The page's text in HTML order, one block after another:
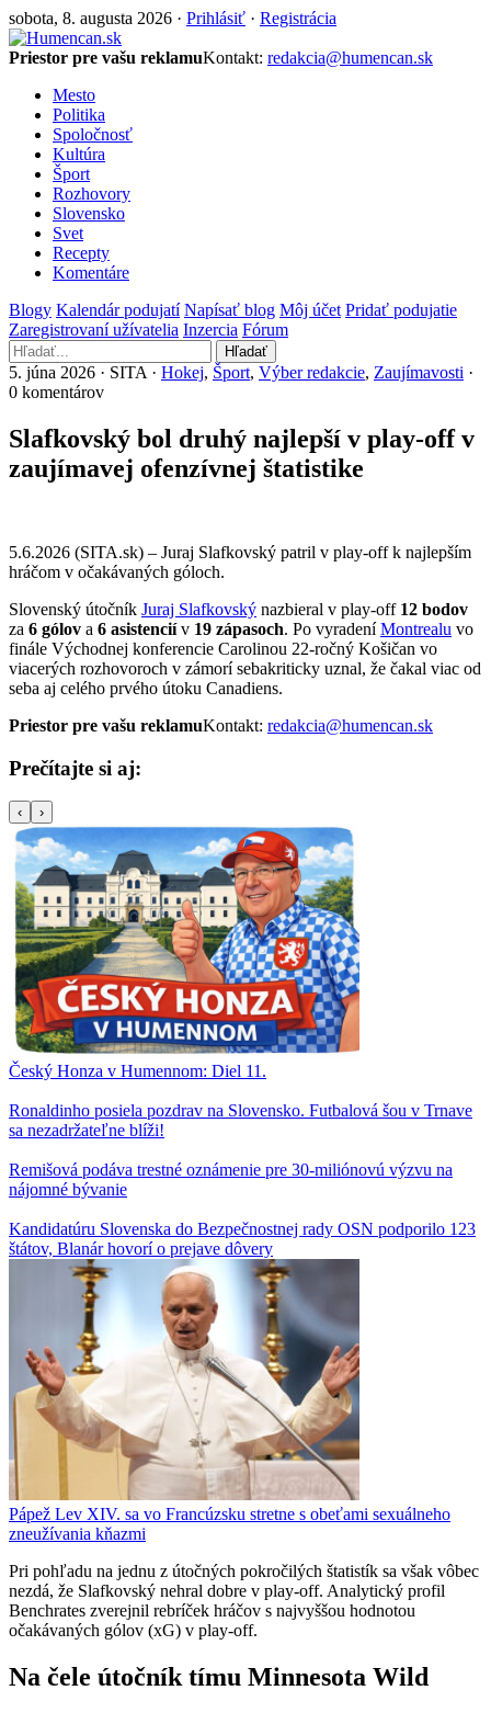
sobota, 8. augusta 2026 · Prihlásiť · Registrácia
Priestor pre vašu reklamuKontakt: redakcia@humencan.sk
Mesto
Politika
Spoločnosť
Kultúra
Šport
Rozhovory
Slovensko
Svet
Recepty
Komentáre
Blogy Kalendár podujatí Napísať blog Môj účet Pridať podujatie
Zaregistrovaní užívatelia Inzercia Fórum
Hľadať
5. júna 2026 · SITA · Hokej, Šport, Výber redakcie, Zaujímavosti ·
0 komentárov
Slafkovský bol druhý najlepší v play-off v
zaujímavej ofenzívnej štatistike
5.6.2026 (SITA.sk) – Juraj Slafkovský patril v play-off k najlepším
hráčom v očakávaných góloch.
Slovenský útočník Juraj Slafkovský nazbieral v play-off 12 bodov
za 6 gólov a 6 asistenciív 19 zápasoch. Po vyradeníMontrealu vo
finále Východnej konferencie Carolinou 22-ročný Košičan vo
viacerých rozhovoroch v zámorí sebakriticky uznal, že čakal viac od
seba aj celého prvého útoku Canadiens.
Priestor pre vašu reklamuKontakt: redakcia@humencan.sk
Prečítajte si aj:
‹ ›
Český Honza v Humennom: Diel 11.
Ronaldinho posiela pozdrav na Slovensko. Futbalová šou v Trnave
sa nezadržateľne blíži!
Remišová podáva trestné oznámenie pre 30-miliónovú výzvu na
nájomné bývanie
Kandidatúru Slovenska do Bezpečnostnej rady OSN podporilo 123
štátov, Blanár hovorí o prejave dôvery
Pápež Lev XIV. sa vo Francúzsku stretne s obeťami sexuálneho
zneužívania kňazmi
Pri pohľadu na jednu z útočných pokročilých štatistík sa však vôbec
nezdá, že Slafkovský nehral dobre v play-off. Analytický profil
Benchrates zverejnil rebríček hráčov s najvyššou hodnotou
očakávaných gólov (xG) v play-off.
Na čele útočník tímu Minnesota Wild